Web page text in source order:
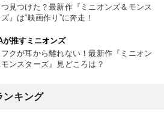
見つけた？最新作『ミニオンズ＆モンス
』は“映画作り”に奔走！
が推すミニオンズ
クが耳から離れない！最新作『ミニオン
ンスターズ』見どころは？
ンキング